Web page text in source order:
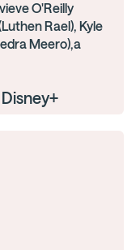
O'Reilly
Rael), Kyle
Meero),a